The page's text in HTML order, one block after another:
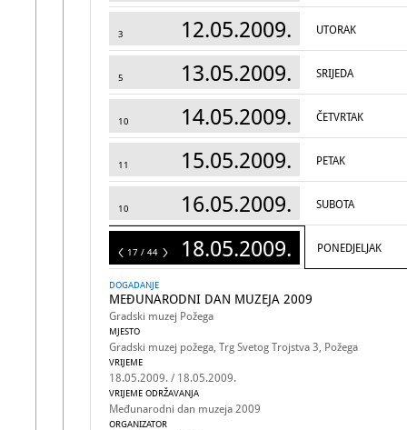
3 12.05.2009. UTORAK
5 13.05.2009. SRIJEDA
10 14.05.2009. ČETVRTAK
11 15.05.2009. PETAK
10 16.05.2009. SUBOTA
44 18.05.2009. PONEDJELJAK
17 / 44
DOGADANJE
MEĐUNARODNI DAN MUZEJA 2009
Gradski muzej Požega
MJESTO
Gradski muzej požega, Trg Svetog Trojstva 3, Požega
VRIJEME
18.05.2009. / 18.05.2009.
VRIJEME ODRŽAVANJA
Međunarodni dan muzeja 2009
ORGANIZATOR